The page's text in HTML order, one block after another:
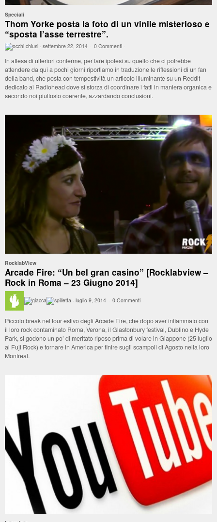
Speciali
Thom Yorke posta la foto di un vinile misterioso e
“sposta l’asse terrestre”.
· settembre 22, 2014 · 0 Commenti ·
In attesa di ulteriori conferme, per fare ipotesi su quello che ci potrebbe
attendere da qui a pochi giorni riportiamo in traduzione le riflessioni di un fan
della band, che posta con tempestività un articolo illuminante su un Reddit
dedicato ai Radiohead dove si sforza di coordinare i fatti in maniera organica e
secondo noi piuttosto coerente, azzardando conclusioni.
RocklabView
Arcade Fire: “Un bel gran casino” [Rocklabview –
Rock in Roma – 23 Giugno 2014]
· luglio 9, 2014 · 0 Commenti ·
Piccolo break nel tour estivo degli Arcade Fire, che dopo aver infiammato con
il loro rock contaminato Roma, Verona, il Glastonbury festival, Dublino e Hyde
Park, si godono un po’ di meritato riposo prima di volare in Giappone (25 luglio
al Fuji Rock) e tornare in America per finire sugli scampoli di Agosto nella loro
Montreal.